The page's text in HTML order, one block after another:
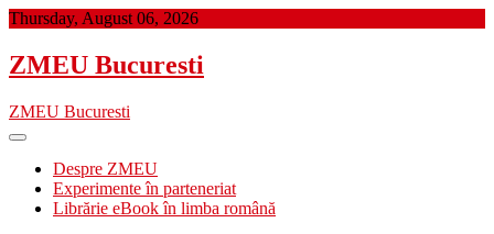
Skip
content
Thursday, August 06, 2026
ZMEU Bucuresti
ZMEU Bucuresti
Despre ZMEU
Experimente în parteneriat
Librărie eBook în limba română